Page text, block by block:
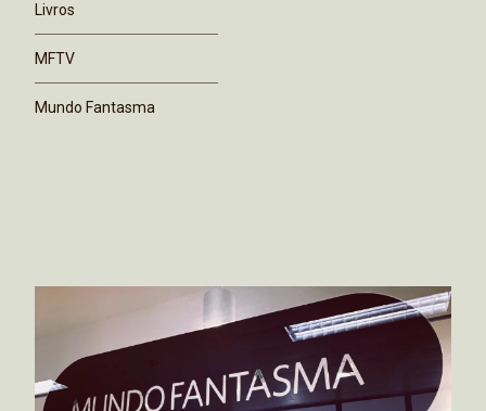
Livros
MFTV
Mundo Fantasma